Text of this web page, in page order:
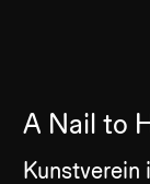
A Nail to
Kunstverein